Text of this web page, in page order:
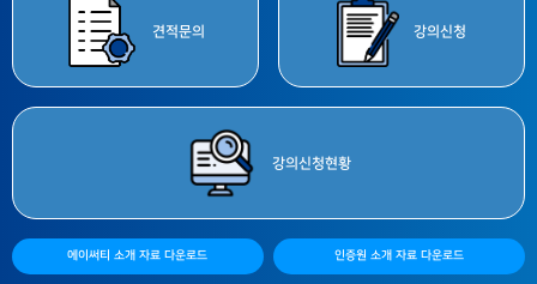
견적문의 강의 신청
강의 신청현황
에이써티 소개 자료 다운로드 인증원 소개 자료 다운로드